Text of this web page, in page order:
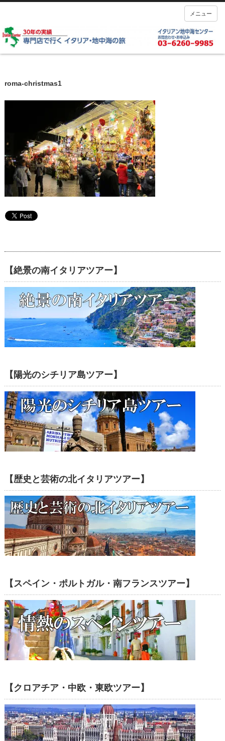
メニュー
roma-christmas1
【絶景の南イタリアツアー】
【陽光のシチリア島ツアー】
【歴史と芸術の北イタリアツアー】
【スペイン・ポルトガル・南フランスツアー】
【クロアチア・中欧・東欧ツアー】